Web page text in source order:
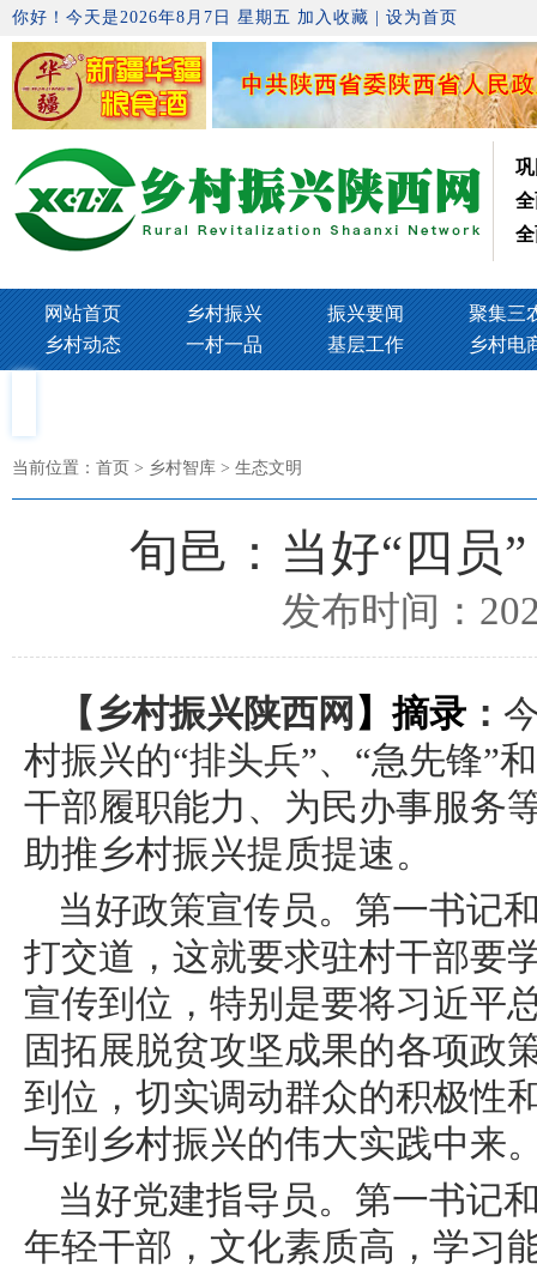
你好！今天是2026年8月7日 星期五 加入收藏 设为首页
网站首页 乡村振兴 振兴要闻
聚集三
乡村动态
一村一品 基层工作 乡村电
当前位置： 首页> 乡村智库 > 生态文明
旬邑：当好“四员
发布时间：
【 乡村振兴陕西网 】摘录：
村振兴的“排头兵”、“急先锋”
干部履职能力、为民办事服务
助推乡村振兴提质提速。
当好政策宣传员。第一书记
打交道，这就要求驻村干部要
宣传到位，特别是要将习近平
固拓展脱贫攻坚成果的各项政
到位，切实调动群众的积极性
与到乡村振兴的伟大实践中来
当好党建指导员。第一书记
年轻干部，文化素质高，学习